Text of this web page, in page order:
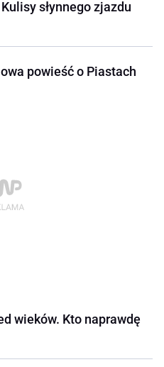
słynnego zjazdu
powieść o Piastach
wieków. Kto naprawdę